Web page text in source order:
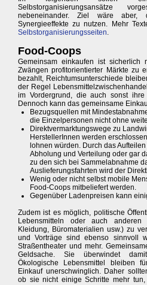
Selbstorganisierungsansätze
nebeneinander. Ziel wäre
Synergieeffekte zu nutzen. Mehr
Selbstorganisierungsseiten.
Food-Coops
Gemeinsam einkaufen ist
Zwängen profitorientierter Märkte zu
bezahlt, Reichtumsunterschiede
der Regel
im Vordergrund, die auch sonst ihre
Dennoch kann das gemeinsame
Bezugsquellen mit
die Einzelpersonen nicht ohne
Direktvermarktungswege zu
HerstellerInnen werden
lohnen würden. Durch das
Abholung und Verteilung oder gar
zu den sich bei Sammelabnahme
Auslieferungsfahrten wird der
Wenig oder nicht selbst mobile
Food-Coops mitbeliefert werden.
Gegenüber Ladenpreisen kann
Zudem ist es möglich, politische
Lebensmitteln oder auch anderen
Kleidung, Büromaterialien usw.) zu
und Vorträge sind ebenso sinnvoll
Straßentheater und mehr.
Geldsache. Sie überwindet
Ökologische Lebensmittel bleiben
Einkauf unerschwinglich. Daher
ob sie nicht einige Schritte mehr